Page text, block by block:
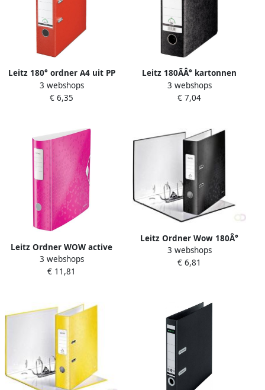
Leitz 180° ordner A4 uit PP
rug van 8 cm lichtrood
3 webshops
€ 6,35
Leitz 180ÃÂ° kartonnen
ordner ft A5 rug van 7 cm
zwart
3 webshops
€ 7,04
Leitz Ordner WOW active
180° 80mm PP A4 roze
3 webshops
€ 11,81
Leitz Ordner Wow 180Â°
gelamineerd 80mm A4
zwart
3 webshops
€ 6,81